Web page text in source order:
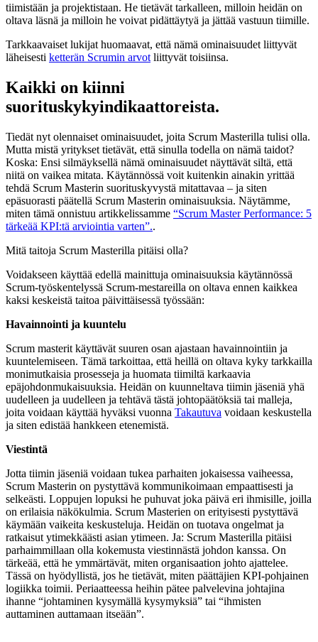
tiimistään ja projektistaan. He tietävät tarkalleen, milloin heidän on
oltava läsnä ja milloin he voivat pidättäytyä ja jättää vastuun tiimille.
Tarkkaavaiset lukijat huomaavat, että nämä ominaisuudet liittyvät
läheisesti ketterän Scrumin arvot liittyvät toisiinsa.
Kaikki on kiinni
suorituskykyindikaattoreista.
Tiedät nyt olennaiset ominaisuudet, joita Scrum Masterilla tulisi olla.
Mutta mistä yritykset tietävät, että sinulla todella on nämä taidot?
Koska: Ensi silmäyksellä nämä ominaisuudet näyttävät siltä, että
niitä on vaikea mitata. Käytännössä voit kuitenkin ainakin yrittää
tehdä Scrum Masterin suorituskyvystä mitattavaa – ja siten
epäsuorasti päätellä Scrum Masterin ominaisuuksia. Näytämme,
miten tämä onnistuu artikkelissamme “Scrum Master Performance: 5
tärkeää KPI:tä arviointia varten”..
Mitä taitoja Scrum Masterilla pitäisi olla?
Voidakseen käyttää edellä mainittuja ominaisuuksia käytännössä
Scrum-työskentelyssä Scrum-mestareilla on oltava ennen kaikkea
kaksi keskeistä taitoa päivittäisessä työssään:
Havainnointi ja kuuntelu
Scrum masterit käyttävät suuren osan ajastaan havainnointiin ja
kuuntelemiseen. Tämä tarkoittaa, että heillä on oltava kyky tarkkailla
monimutkaisia prosesseja ja huomata tiimiltä karkaavia
epäjohdonmukaisuuksia. Heidän on kuunneltava tiimin jäseniä yhä
uudelleen ja uudelleen ja tehtävä tästä johtopäätöksiä tai malleja,
joita voidaan käyttää hyväksi vuonna Takautuva voidaan keskustella
ja siten edistää hankkeen etenemistä.
Viestintä
Jotta tiimin jäseniä voidaan tukea parhaiten jokaisessa vaiheessa,
Scrum Masterin on pystyttävä kommunikoimaan empaattisesti ja
selkeästi. Loppujen lopuksi he puhuvat joka päivä eri ihmisille, joilla
on erilaisia näkökulmia. Scrum Masterien on erityisesti pystyttävä
käymään vaikeita keskusteluja. Heidän on tuotava ongelmat ja
ratkaisut ytimekkäästi asian ytimeen. Ja: Scrum Masterilla pitäisi
parhaimmillaan olla kokemusta viestinnästä johdon kanssa. On
tärkeää, että he ymmärtävät, miten organisaation johto ajattelee.
Tässä on hyödyllistä, jos he tietävät, miten päättäjien KPI-pohjainen
logiikka toimii. Periaatteessa heihin pätee palvelevina johtajina
ihanne “johtaminen kysymällä kysymyksiä” tai “ihmisten
auttaminen auttamaan itseään”.